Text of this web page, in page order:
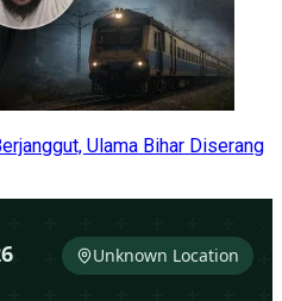
Ulama Bihar Diserang